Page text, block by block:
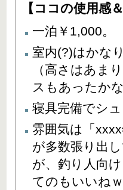
【ココの使用感
一泊￥1,000。
室内(?)はかな
（高さはあま
スもあったか
寝具完備でシ
雰囲気は「
が多数張り出
が、釣り人向
てのもいいね